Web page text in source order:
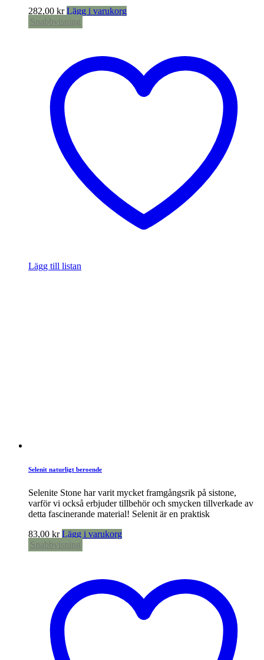
282,00 kr Lägg i varukorg
Snabbvisning
Lägg till listan
Selenit naturligt beroende
Selenite Stone har varit mycket framgångsrik på sistone,
varför vi också erbjuder tillbehör och smycken tillverkade av
detta fascinerande material! Selenit är en praktisk
83,00 kr Lägg i varukorg
Snabbvisning